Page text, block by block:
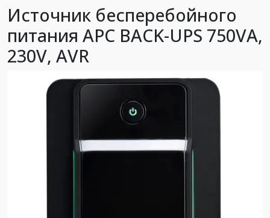
Источник бесперебойного
питания APC BACK-UPS 750VA,
230V, AVR